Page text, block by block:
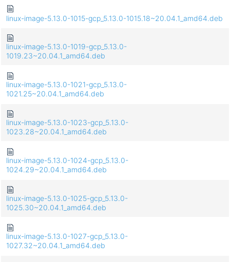
linux-image-5.13.0-1015-gcp_5.13.0-1015.18~20.04.1_amd64.deb
linux-image-5.13.0-1019-gcp_5.13.0-
1019.23~20.04.1_amd64.deb
linux-image-5.13.0-1021-gcp_5.13.0-
1021.25~20.04.1_amd64.deb
linux-image-5.13.0-1023-gcp_5.13.0-
1023.28~20.04.1_amd64.deb
linux-image-5.13.0-1024-gcp_5.13.0-
1024.29~20.04.1_amd64.deb
linux-image-5.13.0-1025-gcp_5.13.0-
1025.30~20.04.1_amd64.deb
linux-image-5.13.0-1027-gcp_5.13.0-
1027.32~20.04.1_amd64.deb